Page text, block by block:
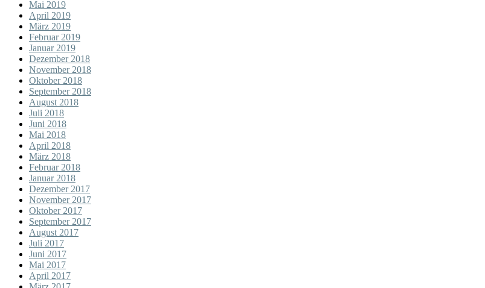
Mai 2019
April 2019
März 2019
Februar 2019
Januar 2019
Dezember 2018
November 2018
Oktober 2018
September 2018
August 2018
Juli 2018
Juni 2018
Mai 2018
April 2018
März 2018
Februar 2018
Januar 2018
Dezember 2017
November 2017
Oktober 2017
September 2017
August 2017
Juli 2017
Juni 2017
Mai 2017
April 2017